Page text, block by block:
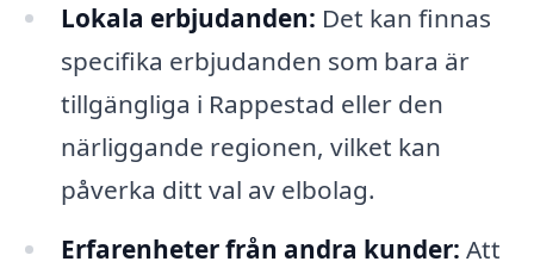
Lokala erbjudanden: Det kan finnas
specifika erbjudanden som bara är
tillgängliga i Rappestad eller den
närliggande regionen, vilket kan
påverka ditt val av elbolag.
Erfarenheter från andra kunder: Att